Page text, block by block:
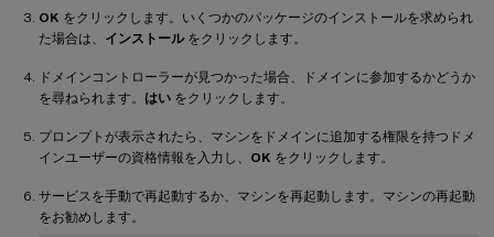
OK をクリックします。いくつかのパッケージのインストールを求められ
た場合は、 インストールをクリックします。
ドメインコントローラーが見つかった場合、ドメインに参加するかどうか
を尋ねられます。 はい をクリックします。
プロンプトが表示されたら、マシンをドメインに追加する権限を持つドメ
インユーザーの資格情報を入力し、 OK をクリックします。
サービスを手動で再起動するか、マシンを再起動します。マシンの再起動
をお勧めします。